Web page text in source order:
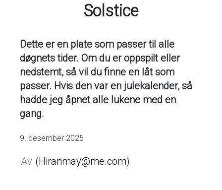
Solstice
Dette er en plate som passer til alle
døgnets tider. Om du er oppspilt eller
nedstemt, så vil du finne en låt som
passer. Hvis den var en julekalender, så
hadde jeg åpnet alle lukene med en
gang.
9. desember 2025
Hiranmay@me.com